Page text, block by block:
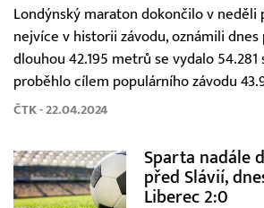
Londýnský maraton dokončilo v neděli
nejvíce v historii závodu, oznámili
dlouhou 42.195 metrů se vydalo
proběhlo cílem populárního závodu
ČTK - 22.04.2024
Sparta nadále
před Slávií,
Liberec 2:0